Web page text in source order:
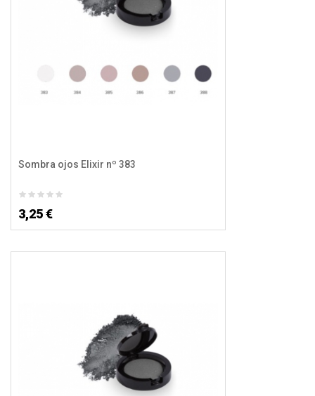
Sombra ojos Elixir nº 383
3,25 €